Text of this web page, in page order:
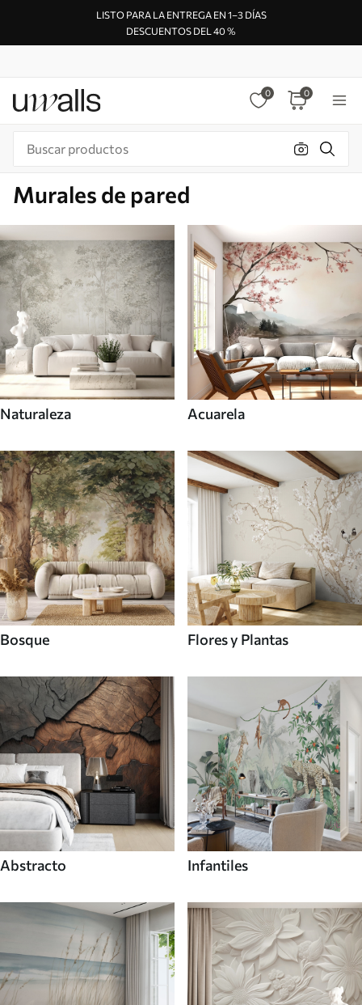
LISTO PARA LA ENTREGA EN 1–3 DÍAS
DESCUENTOS DEL 40 %
0 0
Murales de pared
Naturaleza Acuarela
Bosque Flores y Plantas
Abstracto Infantiles